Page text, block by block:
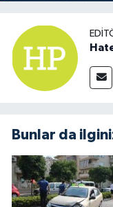
Bunlar da